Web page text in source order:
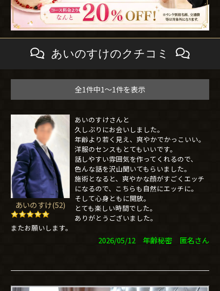
あいのすけのクチコミ
全1件中1～1件を表示
あいのすけ(52)
あいのすけさんと
久しぶりにお会いしました。
年齢より若く見え、爽やかでかっこいい。
洋服のセンスもとてもいいです。
話しやすい雰囲気を作ってくれるので、
色んな話を沢山聞いてもらいました。
施術となると、爽やかな顔がすごくエッチ
になるので、こちらも自然にエッチに。
そして心身ともに開放。
とても楽しい時間でした。
ありがとうございました。
またお願いします。
2026/05/12 年齢秘密 匿名さん